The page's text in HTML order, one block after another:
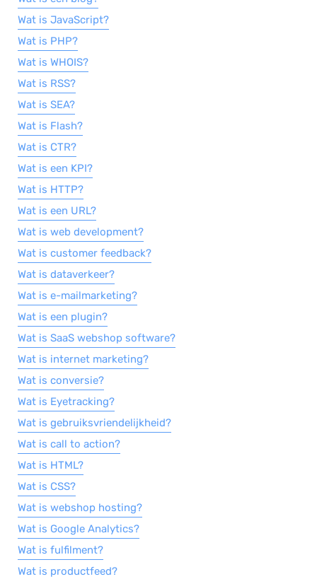
Wat is JavaScript?
Wat is PHP?
Wat is WHOIS?
Wat is RSS?
Wat is SEA?
Wat is Flash?
Wat is CTR?
Wat is een KPI?
Wat is HTTP?
Wat is een URL?
Wat is web development?
Wat is customer feedback?
Wat is dataverkeer?
Wat is e-mailmarketing?
Wat is een plugin?
Wat is SaaS webshop software?
Wat is internet marketing?
Wat is conversie?
Wat is Eyetracking?
Wat is gebruiksvriendelijkheid?
Wat is call to action?
Wat is HTML?
Wat is CSS?
Wat is webshop hosting?
Wat is Google Analytics?
Wat is fulfilment?
Wat is productfeed?